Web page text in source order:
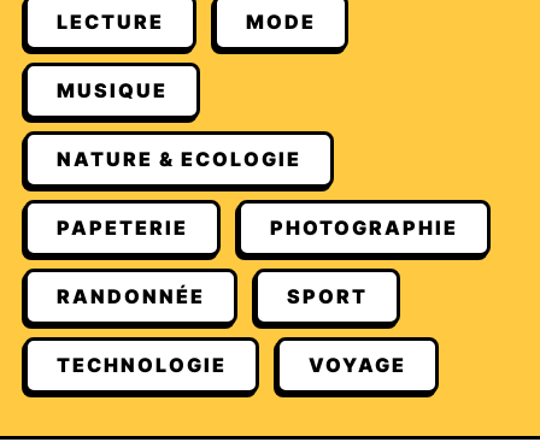
LECTURE MODE
MUSIQUE
NATURE & ECOLOGIE
PAPETERIE PHOTOGRAPHIE
RANDONNÉE SPORT
TECHNOLOGIE VOYAGE